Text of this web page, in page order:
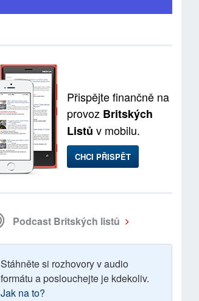
Přispějte finančně na
provoz Britských
Listů v mobilu.
CHCI PŘISPĚT
Podcast Britských listů
Stáhněte si rozhovory v audio
formátu a poslouchejte je kdekoliv.
Jak na to?